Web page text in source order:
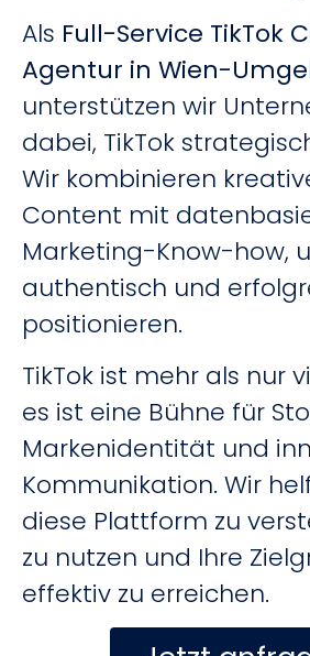
Als Full-Service TikTok
Agentur in Wien-
unterstützen wir
dabei, TikTok
Wir kombinieren
Content mit
Marketing-Know-how,
authentisch und
positionieren.
TikTok ist mehr als nur
es ist eine Bühne für
Markenidentität und
Kommunikation. Wir
diese Plattform zu
zu nutzen und Ihre
effektiv zu erreichen.